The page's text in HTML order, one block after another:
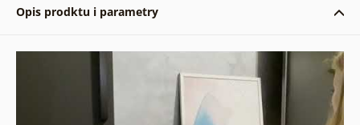
Opis prodktu i parametry